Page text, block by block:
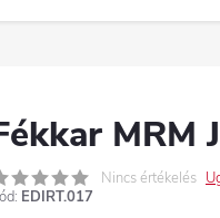
MRM
Nincs értékelés
EDIRT.017